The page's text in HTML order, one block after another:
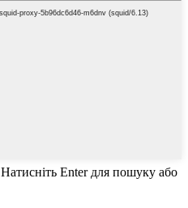
Натисніть Enter для пошуку або